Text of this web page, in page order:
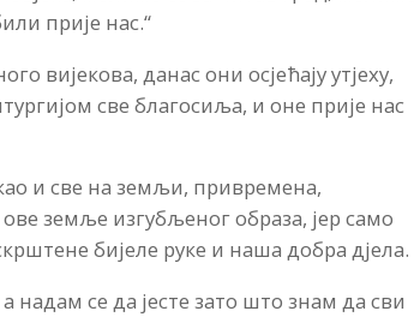
прије нас.“
вијекова, данас они осјећају утјеху,
све благосиља, и оне прије нас
као и све на земљи, привремена,
земље изгубљеног образа, јер само
бијеле руке и наша добра дјела.
надам се да јесте зато што знам да сви